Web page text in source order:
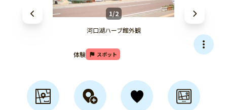
1/2
河口湖ハーブ館外観
体験 スポット